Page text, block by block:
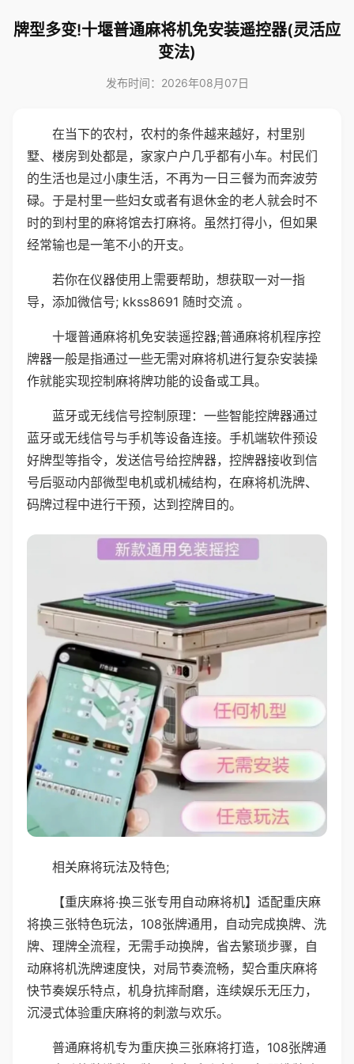
牌型多变!十堰普通麻将机免安装遥控器(灵活应
变法)
发布时间：2026年08月07日
在当下的农村，农村的条件越来越好，村里别
墅、楼房到处都是，家家户户几乎都有小车。村民们
的生活也是过小康生活，不再为一日三餐为而奔波劳
碌。于是村里一些妇女或者有退休金的老人就会时不
时的到村里的麻将馆去打麻将。虽然打得小，但如果
经常输也是一笔不小的开支。
若你在仪器使用上需要帮助，想获取一对一指
导，添加微信号; kkss8691 随时交流 。
十堰普通麻将机免安装遥控器;普通麻将机程序控
牌器一般是指通过一些无需对麻将机进行复杂安装操
作就能实现控制麻将牌功能的设备或工具。
蓝牙或无线信号控制原理：一些智能控牌器通过
蓝牙或无线信号与手机等设备连接。手机端软件预设
好牌型等指令，发送信号给控牌器，控牌器接收到信
号后驱动内部微型电机或机械结构，在麻将机洗牌、
码牌过程中进行干预，达到控牌目的。
相关麻将玩法及特色;
【重庆麻将·换三张专用自动麻将机】适配重庆麻
将换三张特色玩法，108张牌通用，自动完成换牌、洗
牌、理牌全流程，无需手动换牌，省去繁琐步骤，自
动麻将机洗牌速度快，对局节奏流畅，契合重庆麻将
快节奏娱乐特点，机身抗摔耐磨，连续娱乐无压力，
沉浸式体验重庆麻将的刺激与欢乐。
普通麻将机专为重庆换三张麻将打造，108张牌通